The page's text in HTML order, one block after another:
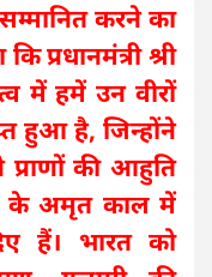
करने का
प्रधानमंत्री श्री
में हमें उन वीरों
हुआ है, जिन्होंने
की आहुति
के अमृत काल में
हैं। भारत को